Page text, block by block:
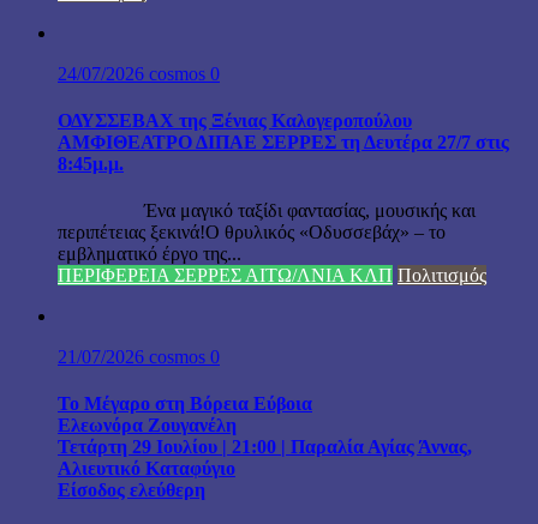
24/07/2026 cosmos 0
ΟΔΥΣΣΕΒΑΧ της Ξένιας Καλογεροπούλου
ΑΜΦΙΘΕΑΤΡΟ ΔΙΠΑΕ ΣΕΡΡΕΣ τη Δευτέρα 27/7 στις
8:45μ.μ.
Ένα μαγικό ταξίδι φαντασίας, μουσικής και
περιπέτειας ξεκινά!Ο θρυλικός «Οδυσσεβάχ» – το
εμβληματικό έργο της...
ΠΕΡΙΦΕΡΕΙΑ ΣΕΡΡΕΣ ΑΙΤΩ/ΛΝΙΑ ΚΛΠ Πολιτισμός
21/07/2026 cosmos 0
Το Μέγαρο στη Βόρεια Εύβοια
Ελεωνόρα Ζουγανέλη
Τετάρτη 29 Ιουλίου | 21:00 | Παραλία Αγίας Άννας,
Αλιευτικό Καταφύγιο
Είσοδος ελεύθερη